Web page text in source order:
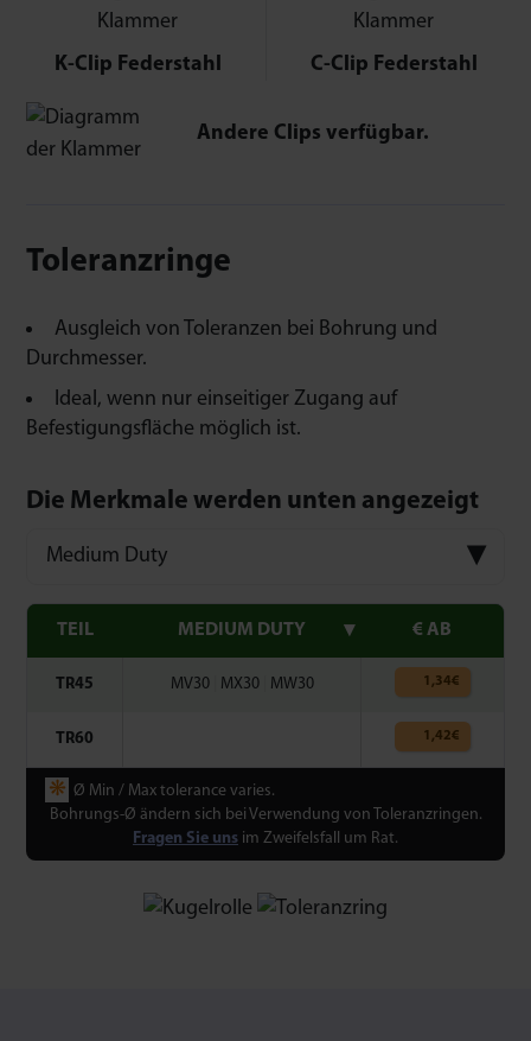
K-Clip Federstahl C-Clip Federstahl
Andere Clips verfügbar.
Toleranzringe
Ausgleich von Toleranzen bei Bohrung und
Durchmesser.
Ideal, wenn nur einseitiger Zugang auf
Befestigungsfläche möglich ist.
Die Merkmale werden unten angezeigt
Medium Duty
TEIL MEDIUM DUTY € AB
TR45 MV30 MX30 MW30 1,34 €
TR60 1,42€
❋ Ø Min / Max tolerance varies.
Bohrungs-Ø ändern sich bei Verwendung von Toleranzringen.
Fragen Sie uns im Zweifelsfall um Rat.